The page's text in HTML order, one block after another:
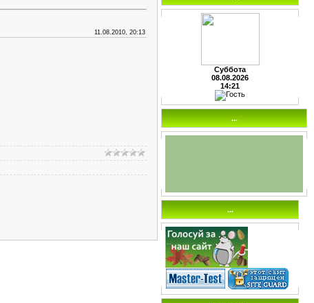
11.08.2010, 20:13
Суббота
08.08.2026
14:21
...
...